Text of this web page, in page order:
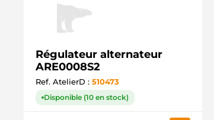
Régulateur alternateur
ARE0008S2
Ref. AtelierD : 510473
Disponible (10 en stock)